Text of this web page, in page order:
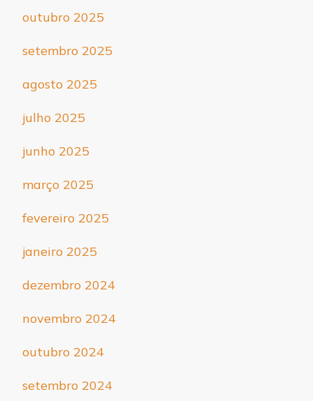
outubro 2025
setembro 2025
agosto 2025
julho 2025
junho 2025
março 2025
fevereiro 2025
janeiro 2025
dezembro 2024
novembro 2024
outubro 2024
setembro 2024